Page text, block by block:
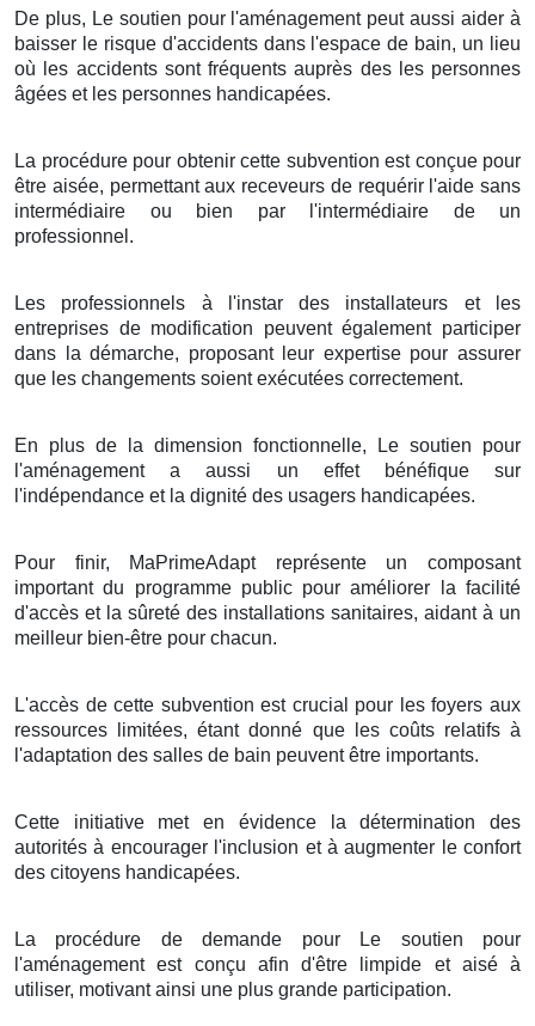
De plus, Le soutien pour l'aménagement peut aussi aider à
baisser le risque d'accidents dans l'espace de bain, un lieu
où les accidents sont fréquents auprès des les personnes
âgées et les personnes handicapées.
La procédure pour obtenir cette subvention est conçue pour
être aisée, permettant aux receveurs de requérir l'aide sans
intermédiaire ou bien par l'intermédiaire de un
professionnel.
Les professionnels à l'instar des installateurs et les
entreprises de modification peuvent également participer
dans la démarche, proposant leur expertise pour assurer
que les changements soient exécutées correctement.
En plus de la dimension fonctionnelle, Le soutien pour
l'aménagement a aussi un effet bénéfique sur
l'indépendance et la dignité des usagers handicapées.
Pour finir, MaPrimeAdapt représente un composant
important du programme public pour améliorer la facilité
d'accès et la sûreté des installations sanitaires, aidant à un
meilleur bien-être pour chacun.
L'accès de cette subvention est crucial pour les foyers aux
ressources limitées, étant donné que les coûts relatifs à
l'adaptation des salles de bain peuvent être importants.
Cette initiative met en évidence la détermination des
autorités à encourager l'inclusion et à augmenter le confort
des citoyens handicapées.
La procédure de demande pour Le soutien pour
l'aménagement est conçu afin d'être limpide et aisé à
utiliser, motivant ainsi une plus grande participation.